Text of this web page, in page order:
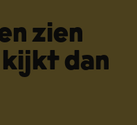
zien
dan